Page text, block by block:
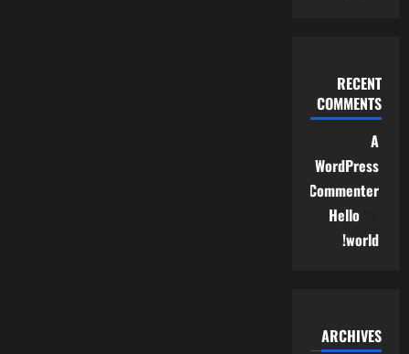
RECENT
COMMENTS
A
WordPress
Commenter
Hello
world!
ARCHIVES